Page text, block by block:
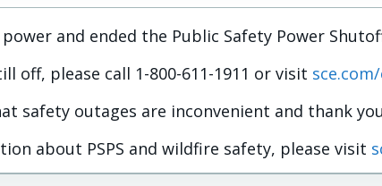
and ended the Public Safety Power
off, please call 1-800-611-1911 or visit
safety outages are inconvenient and thank
about PSPS and wildfire safety, please visit